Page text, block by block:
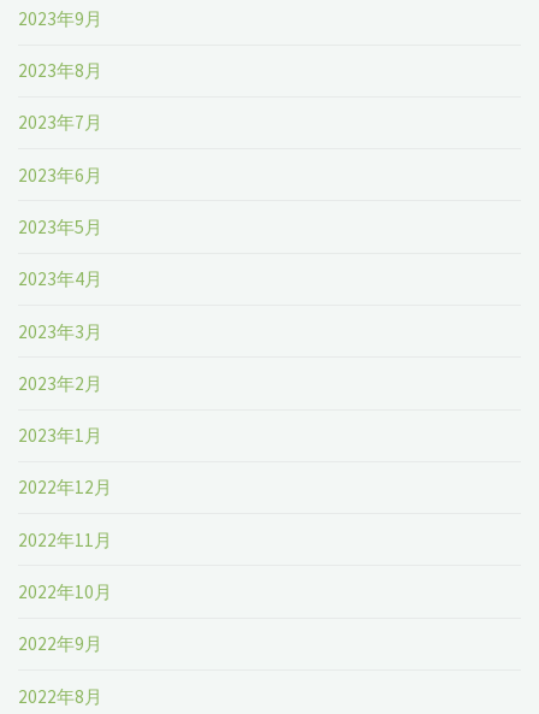
2023年9月
2023年8月
2023年7月
2023年6月
2023年5月
2023年4月
2023年3月
2023年2月
2023年1月
2022年12月
2022年11月
2022年10月
2022年9月
2022年8月